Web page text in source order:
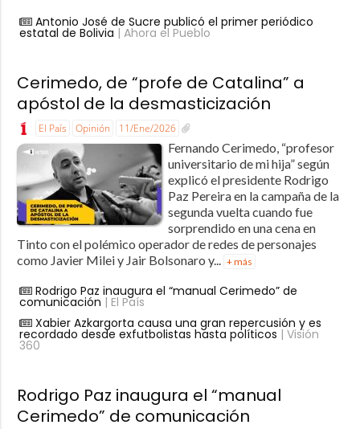
Antonio José de Sucre publicó el primer periódico
estatal de Bolivia | Ahora el Pueblo
Cerimedo, de “profe de Catalina” a
apóstol de la desmasticización
El País Opinión 11/Ene/2026
Fernando Cerimedo, “profesor
universitario de mi hija” según
explicó el presidente Rodrigo
Paz Pereira en la campaña de la
segunda vuelta cuando fue
sorprendido en una cena en
Tinto con el polémico operador de redes de personajes
como Javier Milei y Jair Bolsonaro y... + más
Rodrigo Paz inaugura el “manual Cerimedo” de
comunicación | El País
Xabier Azkargorta causa una gran repercusión y es
recordado desde exfutbolistas hasta políticos | Visión
360
Rodrigo Paz inaugura el “manual
Cerimedo” de comunicación